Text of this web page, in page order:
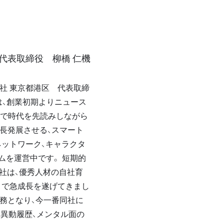
表取締役 柳橋 仁機
社 東京都港区 代表取締
創業初期よりニュース
時代を先読みしながら
発展させる、スマート
トワーク、キャラクタ
を運営中です。 短期的
は、優秀人材の自社育
急成長を遂げてきまし
となり、今一番同社に
動履歴、メンタル面の